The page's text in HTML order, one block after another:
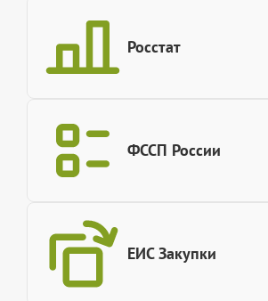
Росстат
ФССП России
ЕИС Закупки